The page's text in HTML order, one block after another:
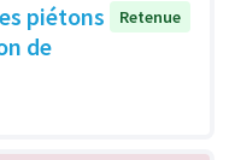
piétons
de
Retenue